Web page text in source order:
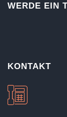
WERDE EIN
KONTAKT